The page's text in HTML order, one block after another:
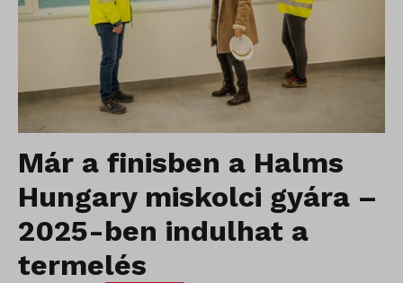
Már a finisben a Halms
Hungary miskolci gyára –
2025-ben indulhat a
termelés